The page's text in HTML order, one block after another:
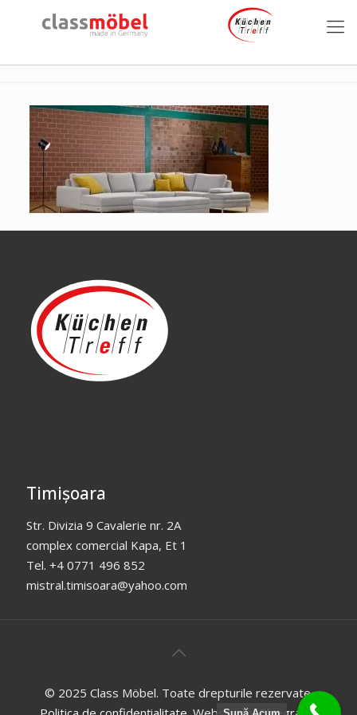
Timișoara
Str. Divizia 9 Cavalerie nr. 2A
complex comercial Kapa, Et 1
Tel. +4 0771 496 852
mistral.timisoara@yahoo.com
© 2025 Class Möbel. Toate drepturile rezervate.